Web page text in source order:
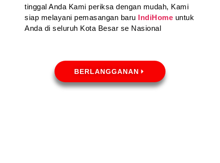
tinggal Anda Kami periksa dengan mudah, Kami
siap melayani pemasangan baru IndiHome untuk
Anda di seluruh Kota Besar se Nasional
BERLANGGANAN